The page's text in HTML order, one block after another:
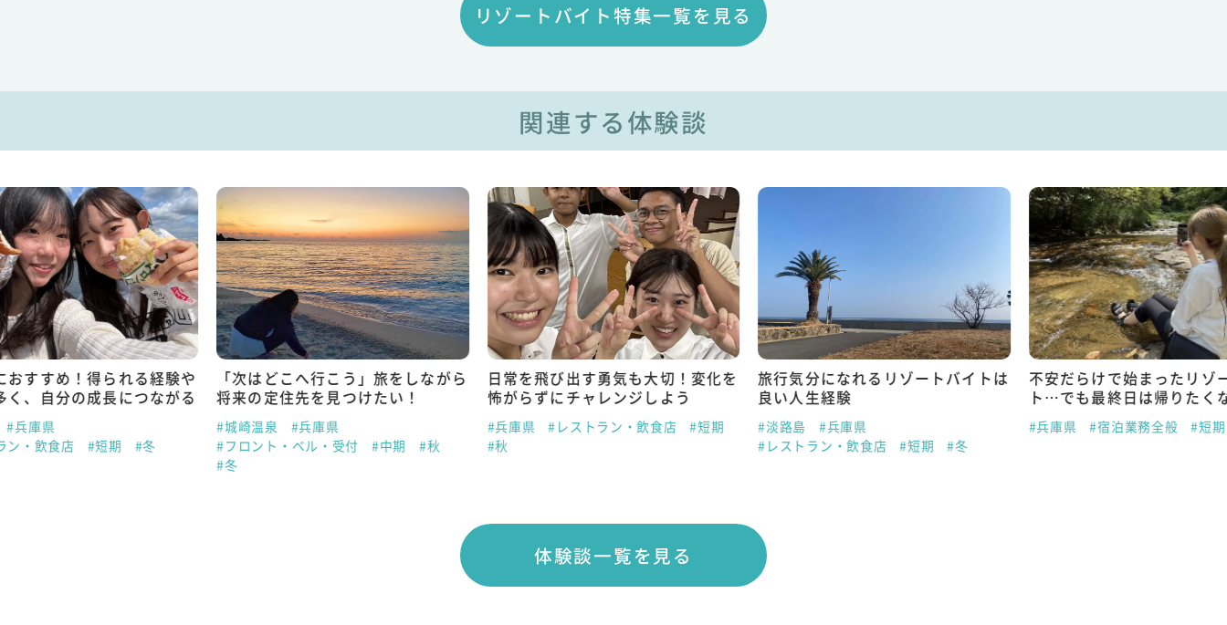
リゾートバイト特集一覧を見る
関連する体験談
おすすめ！得られる経験や
く、自分の成長につながる
#兵庫県
ン・飲食店
#短期 #冬
「次はどこへ行こう」旅をしながら
将来の定住先を見つけたい！
#城崎温泉
#兵庫県
#フロント・ベル・受付
#中期
#秋
#冬
日常を飛び出す勇気も大切！変化を
怖がらずにチャレンジしよう
#兵庫県 #レストラン・飲食店
#短期
#秋
旅行気分になれるリゾートバイトは
良い人生経験
#淡路島
#兵庫県
#レストラン・飲食店
#短期 #冬
不安だらけで始まったリゾ
ト…でも最終日は帰りたく
#兵庫県 #宿泊業務全般 #短期
体験談一覧を見る